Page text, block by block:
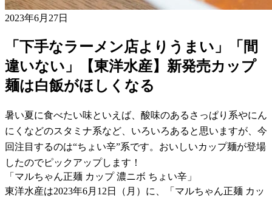
2023年6月27日
「下手なラーメン店よりうまい」「間
違いない」【東洋水産】新発売カップ
麺は白飯がほしくなる
暑い夏に食べたい味といえば、酸味のあるさっぱり系やにん
にくなどのスタミナ系など、いろいろあると思いますが、今
回注目するのは“ちょい辛”系です。おいしいカップ麺が登場
したのでピックアップします！
「マルちゃん正麺 カップ 濃ニボ ちょい辛」
東洋水産は2023年6月12日（月）に、「マルちゃん正麺 カッ